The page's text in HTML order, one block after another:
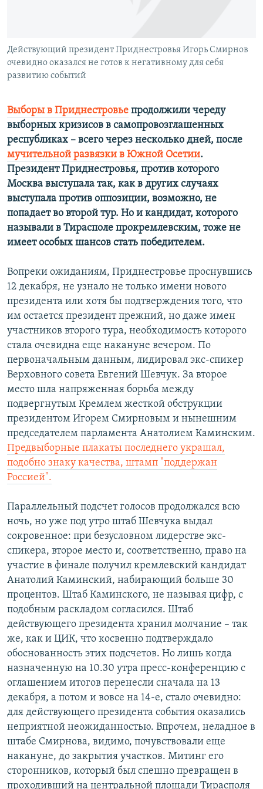
Действующий президент Приднестровья Игорь Смирнов
очевидно оказался не готов к негативному для себя
развитию событий
Выборы в Приднестровье продолжили череду
выборных кризисов в самопровозглашенных
республиках – всего через несколько дней, после
мучительной развязки в Южной Осетии.
Президент Приднестровья, против которого
Москва выступала так, как в других случаях
выступала против оппозиции, возможно, не
попадает во второй тур. Но и кандидат, которого
называли в Тирасполе прокремлевским, тоже не
имеет особых шансов стать победителем.
Вопреки ожиданиям, Приднестровье проснувшись
12 декабря, не узнало не только имени нового
президента или хотя бы подтверждения того, что
им остается президент прежний, но даже имен
участников второго тура, необходимость которого
стала очевидна еще накануне вечером. По
первоначальным данным, лидировал экс-спикер
Верховного совета Евгений Шевчук. За второе
место шла напряженная борьба между
подвергнутым Кремлем жесткой обструкции
президентом Игорем Смирновым и нынешним
председателем парламента Анатолием Каминским.
Предвыборные плакаты последнего украшал,
подобно знаку качества, штамп "поддержан
Россией".
Параллельный подсчет голосов продолжался всю
ночь, но уже под утро штаб Шевчука выдал
сокровенное: при безусловном лидерстве экс-
спикера, второе место и, соответственно, право на
участие в финале получил кремлевский кандидат
Анатолий Каминский, набирающий больше 30
процентов. Штаб Каминского, не называя цифр, с
подобным раскладом согласился. Штаб
действующего президента хранил молчание – так
же, как и ЦИК, что косвенно подтверждало
обоснованность этих подсчетов. Но лишь когда
назначенную на 10.30 утра пресс-конференцию с
оглашением итогов перенесли сначала на 13
декабря, а потом и вовсе на 14-е, стало очевидно:
для действующего президента события оказались
неприятной неожиданностью. Впрочем, неладное в
штабе Смирнова, видимо, почувствовали еще
накануне, до закрытия участков. Митинг его
сторонников, который был спешно превращен в
проходивший на центральной площади Тирасполя